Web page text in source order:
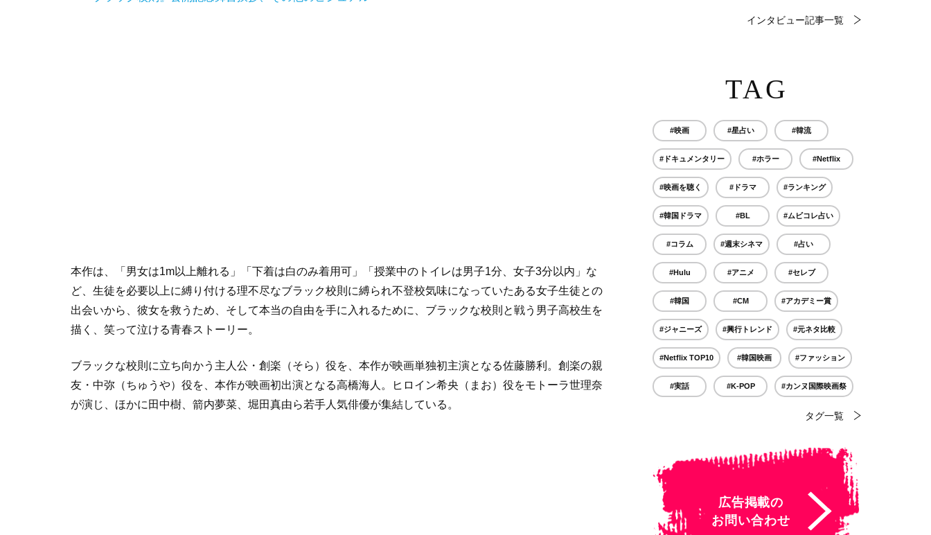
本作は、「男女は1m以上離れる」「下着は白のみ着用可」「授業中のトイレは男子1分、女子3分以内」な
ど、生徒を必要以上に縛り付ける理不尽なブラック校則に縛られ不登校気味になっていたある女子生徒との
出会いから、彼女を救うため、そして本当の自由を手に入れるために、ブラックな校則と戦う男子高校生を
描く、笑って泣ける青春ストーリー。
ブラックな校則に立ち向かう主人公・創楽（そら）役を、本作が映画単独初主演となる佐藤勝利。創楽の親
友・中弥（ちゅうや）役を、本作が映画初出演となる高橋海人。ヒロイン希央（まお）役をモトーラ世理奈
が演じ、ほかに田中樹、箭内夢菜、堀田真由ら若手人気俳優が集結している。
インタビュー記事一覧
TAG
#映画 #星占い #韓流
#ドキュメンタリー #ホラー #Netflix
#映画を聴く #ドラマ #ランキング
#韓国ドラマ #BL #ムビコレ占い
#コラム #週末シネマ #占い
#Hulu #アニメ #セレブ
#韓国 #CM #アカデミー賞
#ジャニーズ #興行トレンド #元ネタ比較
#Netflix TOP10 #韓国映画 #ファッション
#実話 #K-POP #カンヌ国際映画祭
タグ一覧
広告掲載の
お問い合わせ